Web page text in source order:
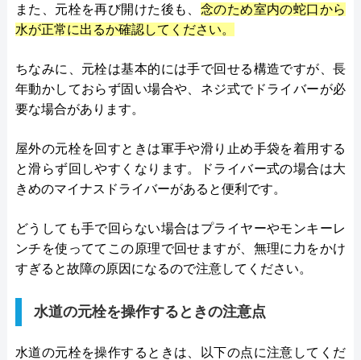
また、元栓を再び開けた後も、 念のため室内の蛇口から
水が正常に出るか確認してください。
ちなみに、元栓は基本的には手で回せる構造ですが、長
年動かしておらず固い場合や、ネジ式でドライバーが必
要な場合があります。
屋外の元栓を回すときは軍手や滑り止め手袋を着用する
と滑らず回しやすくなります。ドライバー式の場合は大
きめのマイナスドライバーがあると便利です。
どうしても手で回らない場合はプライヤーやモンキーレ
ンチを使っててこの原理で回せますが、無理に力をかけ
すぎると故障の原因になるので注意してください。
水道の元栓を操作するときの注意点
水道の元栓を操作するときは、以下の点に注意してくだ